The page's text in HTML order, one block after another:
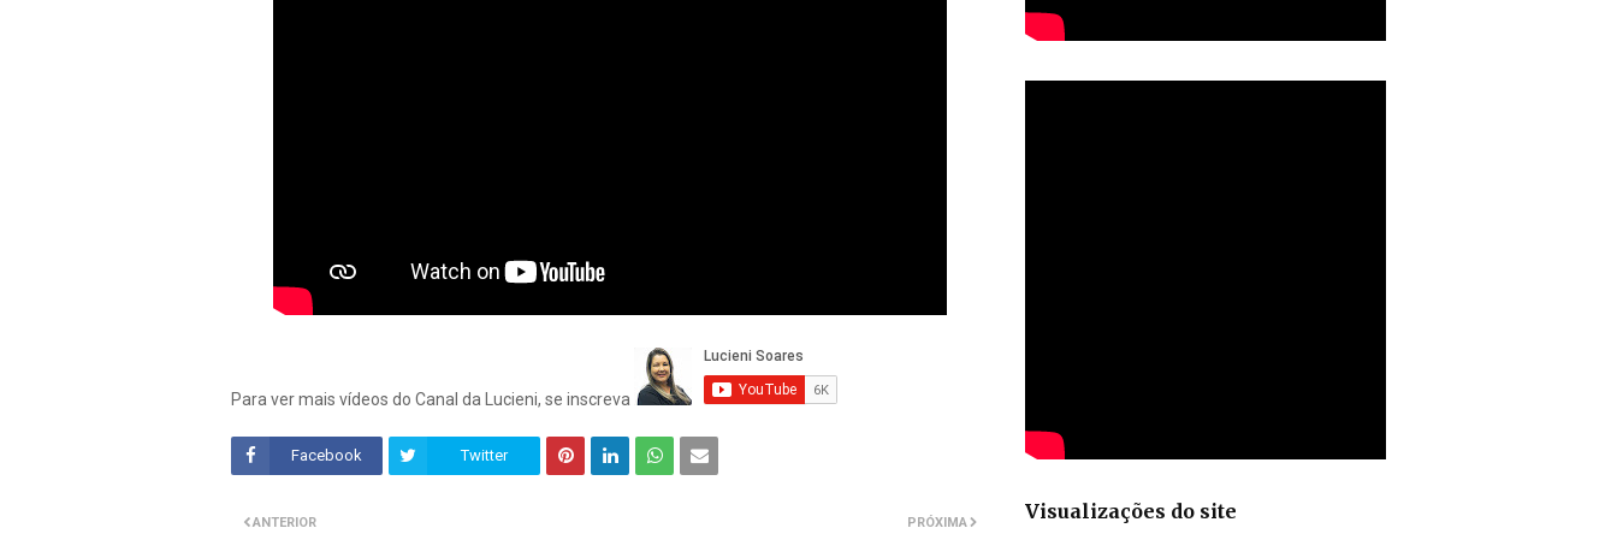
Para ver mais vídeos do Canal da Lucieni, se inscreva
Facebook Twitter
PRÓXIMA
ANTERIOR Visualizações do site